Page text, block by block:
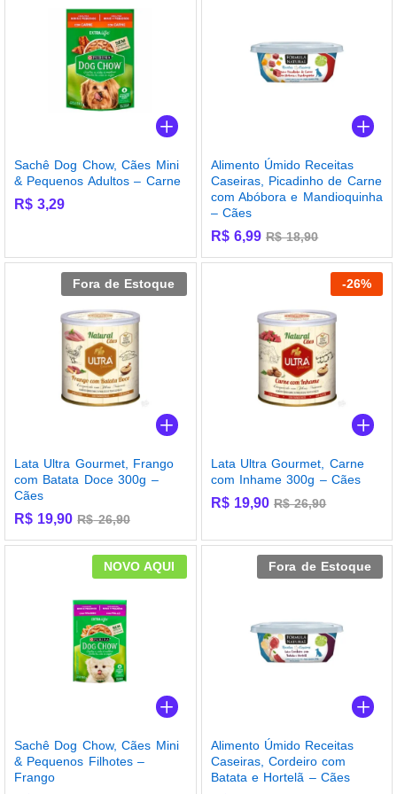
Sachê Dog Chow, Cães Mini
& Pequenos Adultos – Carne
R$ 3,29
Alimento Úmido Receitas
Caseiras, Picadinho de Carne
com Abóbora e Mandioquinha
– Cães
R$6,99 R$18,90
Fora de Estoque
Lata Ultra Gourmet, Frango
com Batata Doce 300g –
Cães
R$ 19,90 R$26,90
-26%
Lata Ultra Gourmet, Carne
com Inhame 300g – Cães
R$19,90 R$26,90
NOVO AQUI
Sachê Dog Chow, Cães Mini
& Pequenos Filhotes –
Frango
Fora de Estoque
Alimento Úmido Receitas
Caseiras, Cordeiro com
Batata e Hortelã – Cães